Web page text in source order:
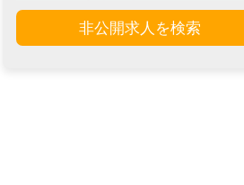
非公開求人を検索